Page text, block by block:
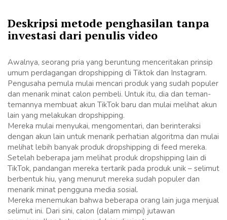
Deskripsi metode penghasilan tanpa
investasi dari penulis video
Awalnya, seorang pria yang beruntung menceritakan prinsip
umum perdagangan dropshipping di Tiktok dan Instagram.
Pengusaha pemula mulai mencari produk yang sudah populer
dan menarik minat calon pembeli. Untuk itu, dia dan teman-
temannya membuat akun TikTok baru dan mulai melihat akun
lain yang melakukan dropshipping.
Mereka mulai menyukai, mengomentari, dan berinteraksi
dengan akun lain untuk menarik perhatian algoritma dan mulai
melihat lebih banyak produk dropshipping di feed mereka.
Setelah beberapa jam melihat produk dropshipping lain di
TikTok, pandangan mereka tertarik pada produk unik – selimut
berbentuk hiu, yang menurut mereka sudah populer dan
menarik minat pengguna media sosial.
Mereka menemukan bahwa beberapa orang lain juga menjual
selimut ini. Dari sini, calon (dalam mimpi) jutawan